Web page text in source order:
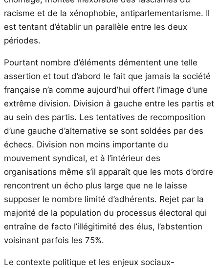
racisme et de la xénophobie, antiparlementarisme. Il
est tentant d’établir un parallèle entre les deux
périodes.
Pourtant nombre d’éléments démentent une telle
assertion et tout d’abord le fait que jamais la société
française n’a comme aujourd’hui offert l’image d’une
extrême division. Division à gauche entre les partis et
au sein des partis. Les tentatives de recomposition
d’une gauche d’alternative se sont soldées par des
échecs. Division non moins importante du
mouvement syndical, et à l’intérieur des
organisations même s’il apparaît que les mots d’ordre
rencontrent un écho plus large que ne le laisse
supposer le nombre limité d’adhérents. Rejet par la
majorité de la population du processus électoral qui
entraîne de facto l’illégitimité des élus, l’abstention
voisinant parfois les 75%.
Le contexte politique et les enjeux sociaux-